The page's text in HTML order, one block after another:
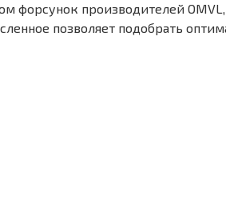
форсунок производителей
позволяет подобрать